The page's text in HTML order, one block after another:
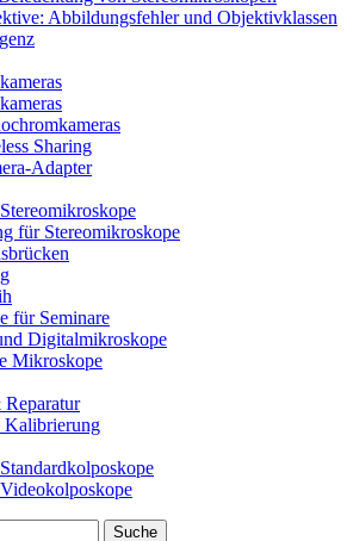
Abbildungsfehler und Objektivklassen
Sharing
Adapter
für Stereomikroskope
für Seminare
Digitalmikroskope
Mikroskope
Suche